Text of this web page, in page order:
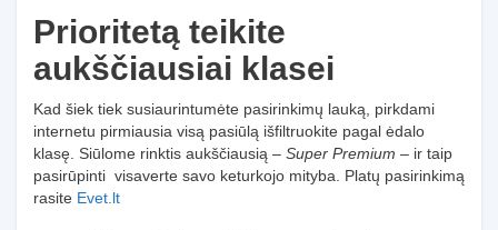
Prioritetą teikite
aukščiausiai klasei
Kad šiek tiek susiaurintumėte pasirinkimų lauką, pirkdami
internetu pirmiausia visą pasiūlą išfiltruokite pagal ėdalo
klasę. Siūlome rinktis aukščiausią – Super Premium – ir taip
pasirūpinti visaverte savo keturkojo mityba. Platų pasirinkimą
rasite Evet.lt